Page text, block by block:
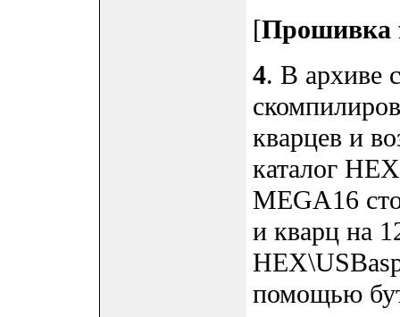
[Прошивка
4. В архиве
кварцев и
каталог
MEGA16
и кварц на
помощью